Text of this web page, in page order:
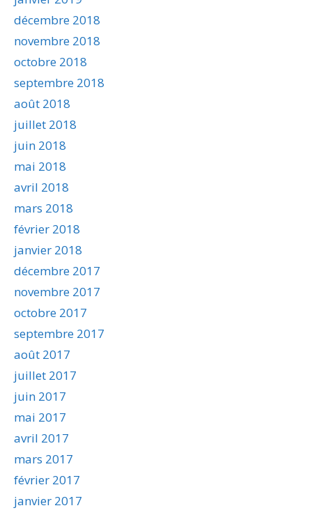
décembre 2018
novembre 2018
octobre 2018
septembre 2018
août 2018
juillet 2018
juin 2018
mai 2018
avril 2018
mars 2018
février 2018
janvier 2018
décembre 2017
novembre 2017
octobre 2017
septembre 2017
août 2017
juillet 2017
juin 2017
mai 2017
avril 2017
mars 2017
février 2017
janvier 2017